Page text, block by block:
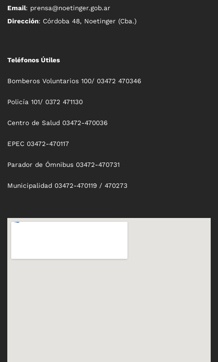
Email: prensa@noetinger.gob.ar
Dirección: Córdoba 48, Noetinger (Cba.)
Teléfonos Útiles
Bomberos Voluntarios 100/ 03472 470346
Policía 101/ 0372 471130
Centro de Salud 03472-470036
EPEC 03472-470117
Parador de Ómnibus 03472-470731
Municipalidad 03472-470119 / 470273